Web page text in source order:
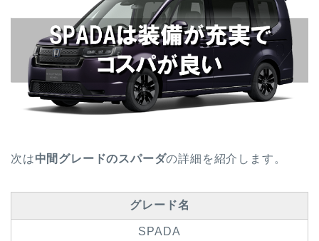
次は中間グレードのスパーダの詳細を紹介します。
グレード名
SPADA